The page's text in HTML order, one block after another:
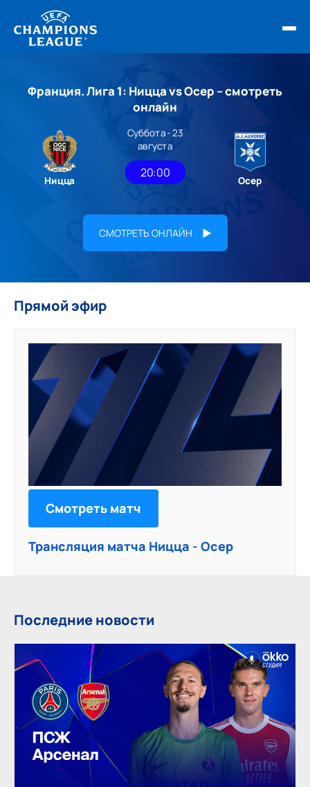
ОБЗОРЫ ЛЧ УЕФА
НОВОСТИ
РАСПИСАНИЕ
Франция. Лига 1: Ницца vs Осер – смотреть
онлайн
Ницца
Суббота - 23
августа
20:00
Осер
СМОТРЕТЬ ОНЛАЙН
Прямой эфир
Смотреть матч
Трансляция матча Ницца - Осер
Последние новости